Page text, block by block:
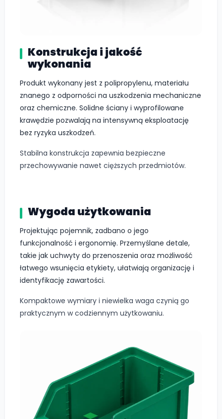
Konstrukcja i jakość
wykonania
Produkt wykonany jest z polipropylenu, materiału
znanego z odporności na uszkodzenia mechaniczne
oraz chemiczne. Solidne ściany i wyprofilowane
krawędzie pozwalają na intensywną eksploatację
bez ryzyka uszkodzeń.
Stabilna konstrukcja zapewnia bezpieczne
przechowywanie nawet cięższych przedmiotów.
Wygoda użytkowania
Projektując pojemnik, zadbano o jego
funkcjonalność i ergonomię. Przemyślane detale,
takie jak uchwyty do przenoszenia oraz możliwość
łatwego wsunięcia etykiety, ułatwiają organizację i
identyfikację zawartości.
Kompaktowe wymiary i niewielka waga czynią go
praktycznym w codziennym użytkowaniu.